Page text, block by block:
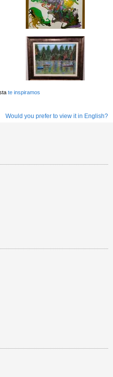
te inspiramos
Would you prefer to view it in English?